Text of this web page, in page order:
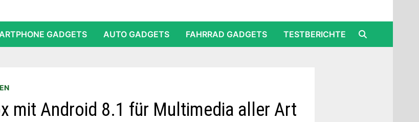
GADGETS AUTO GADGETS FAHRRAD GADGETS TESTBERICHTE
mit Android 8.1 für Multimedia aller Art